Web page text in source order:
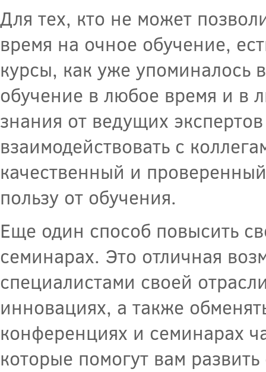
Для тех, кто не может
время на очное обучение,
курсы, как уже упоминалось
обучение в любое время и в
знания от ведущих
взаимодействовать с
качественный и
пользу от обучения.
Еще один способ повысить
семинарах. Это отличная
специалистами своей
инновациях, а также
конференциях и семинарах
которые помогут вам